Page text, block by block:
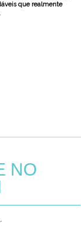
que realmente
NO